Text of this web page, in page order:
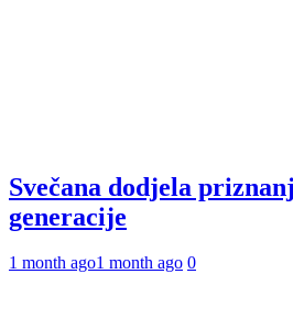
Svečana dodjela
generacije
1 month ago1 month ago 0